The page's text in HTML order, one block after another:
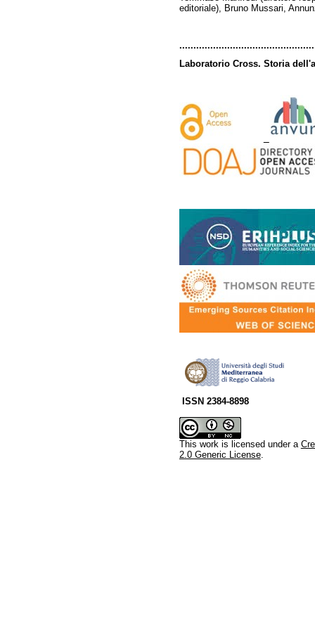
editoriale), Bruno Mussari,
Laboratorio Cross. Storia
ISSN 2384-8898
This work is licensed under a
2.0 Generic License.